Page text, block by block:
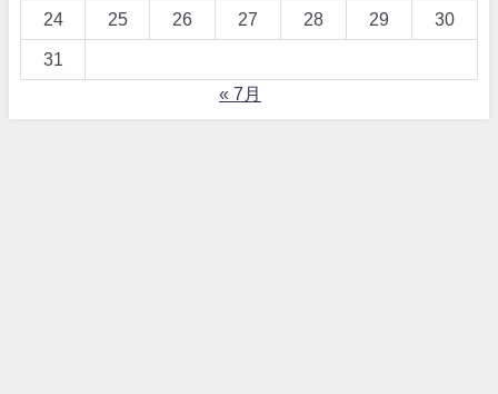
24 25 26 27 28 29 30
31
« 7月